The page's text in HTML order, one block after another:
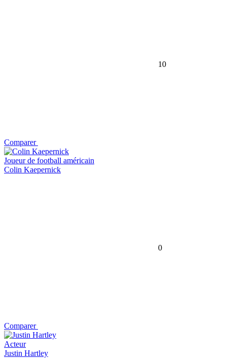
10
Comparer
Joueur de football américain
Colin Kaepernick
0
Comparer
Acteur
Justin Hartley